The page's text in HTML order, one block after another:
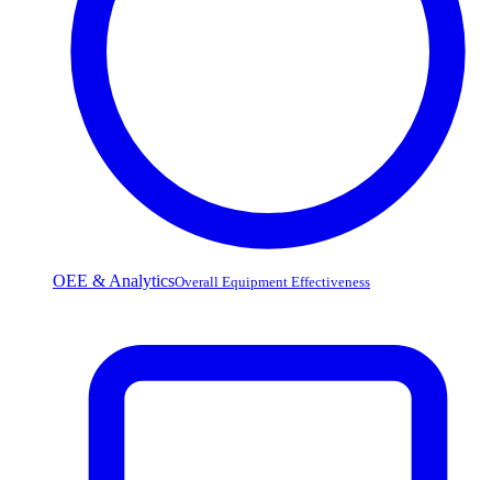
OEE & AnalyticsOverall Equipment Effectiveness